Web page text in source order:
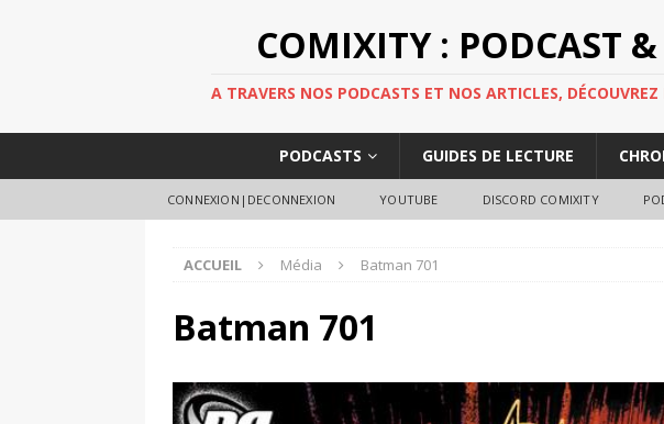
COMIXITY : PODCAST
A TRAVERS NOS PODCASTS ET NOS ARTICLES,
PODCASTS GUIDES DE LECTURE
CONNEXION|DECONNEXION YOUTUBE DISCORD COMIXITY
ACCUEIL Média Batman 701
Batman 701